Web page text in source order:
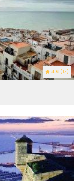
3.4 (12)